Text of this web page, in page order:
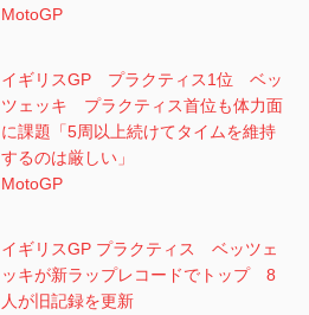
MotoGP
イギリスGP プラクティス1位 ベッ
ツェッキ プラクティス首位も体力面
に課題「5周以上続けてタイムを維持
するのは厳しい」
MotoGP
イギリスGP プラクティス ベッツェ
ッキが新ラップレコードでトップ 8
人が旧記録を更新